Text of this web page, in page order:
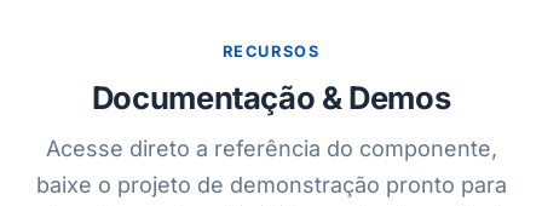
RECURSOS
Documentação & Demos
Acesse direto a referência do componente,
baixe o projeto de demonstração pronto para